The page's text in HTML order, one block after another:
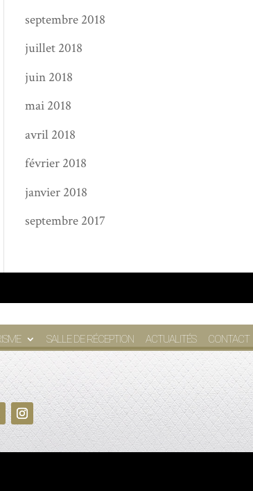
septembre 2018
juillet 2018
juin 2018
mai 2018
avril 2018
février 2018
janvier 2018
septembre 2017
SALLE DE RÉCEPTION ACTUALITÉS CONTACT